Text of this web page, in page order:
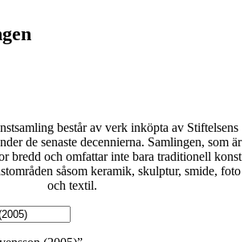
består av verk inköpta av Stiftelsens
de senaste decennierna. Samlingen, som är
bredd och omfattar inte bara traditionell konst
såsom keramik, skulptur, smide, foto
och textil.